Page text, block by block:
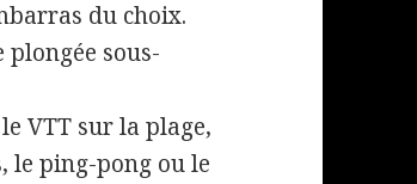
du choix.
sous-
VTT sur la plage,
le ping-pong ou le